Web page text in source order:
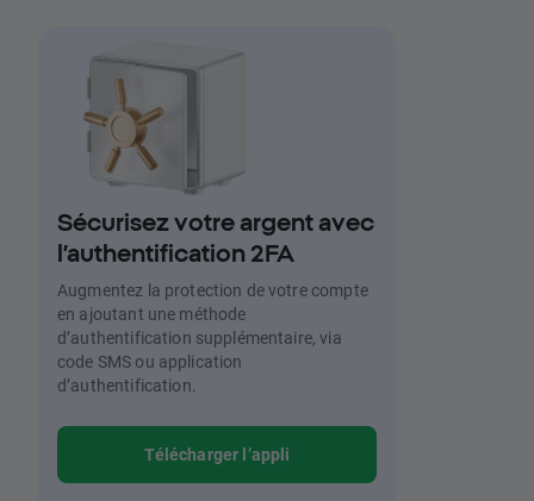
Sécurisez votre argent avec
l’authentification 2FA
Augmentez la protection de votre compte
en ajoutant une méthode
d’authentification supplémentaire, via
code SMS ou application
d’authentification.
Télécharger l’appli